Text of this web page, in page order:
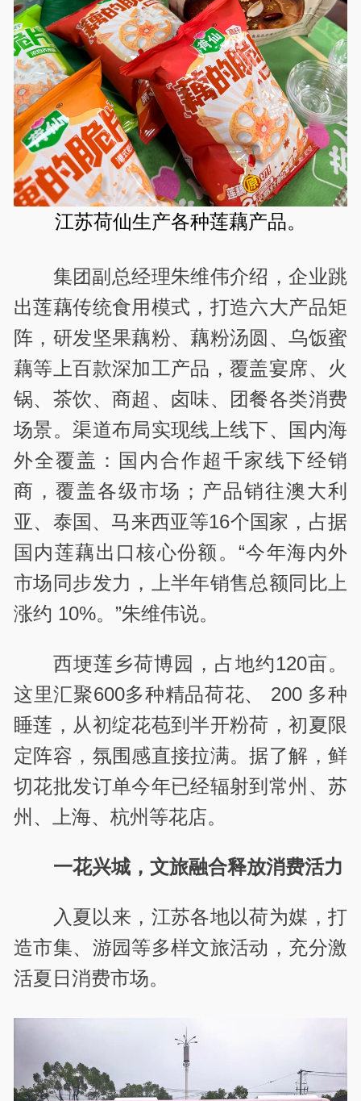
江苏荷仙生产各种莲藕产品。
集团副总经理朱维伟介绍，企业跳
出莲藕传统食用模式，打造六大产品矩
阵，研发坚果藕粉、藕粉汤圆、乌饭蜜
藕等上百款深加工产品，覆盖宴席、火
锅、茶饮、商超、卤味、团餐各类消费
场景。渠道布局实现线上线下、国内海
外全覆盖：国内合作超千家线下经销
商，覆盖各级市场；产品销往澳大利
亚、泰国、马来西亚等16个国家，占据
国内莲藕出口核心份额。“今年海内外
市场同步发力，上半年销售总额同比上
涨约 10%。”朱维伟说。
西埂莲乡荷博园，占地约120亩。
这里汇聚600多种精品荷花、 200 多种
睡莲，从初绽花苞到半开粉荷，初夏限
定阵容，氛围感直接拉满。据了解，鲜
切花批发订单今年已经辐射到常州、苏
州、上海、杭州等花店。
一花兴城，文旅融合释放消费活力
入夏以来，江苏各地以荷为媒，打
造市集、游园等多样文旅活动，充分激
活夏日消费市场。